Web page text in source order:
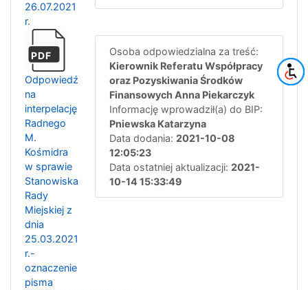
26.07.2021
r.
PDF
Odpowiedź
na
interpelację
Radnego
M.
Kośmidra
w sprawie
Stanowiska
Rady
Miejskiej z
dnia
25.03.2021
r.-
oznaczenie
pisma
Osoba odpowiedzialna za treść:
Kierownik Referatu Współpracy
oraz Pozyskiwania Środków
Finansowych Anna Piekarczyk
Informację wprowadził(a) do BIP:
Pniewska Katarzyna
Data dodania: 2021-10-08
12:05:23
Data ostatniej aktualizacji: 2021-
10-14 15:33:49